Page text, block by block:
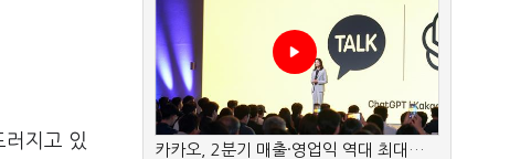
지고 있
카카오, 2분기 매출·영업익 역대 최대…